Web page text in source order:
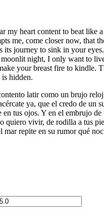
my heart content to beat
me, come closer now, that
its journey to sink in your
night, I only want to
your breast fire to kindle.
hidden.
latir como un brujo
ya, que el credo de
en tus ojos. Y en el embrujo
quiero vivir, de rodilla a tus
mar repite en su rumor qué